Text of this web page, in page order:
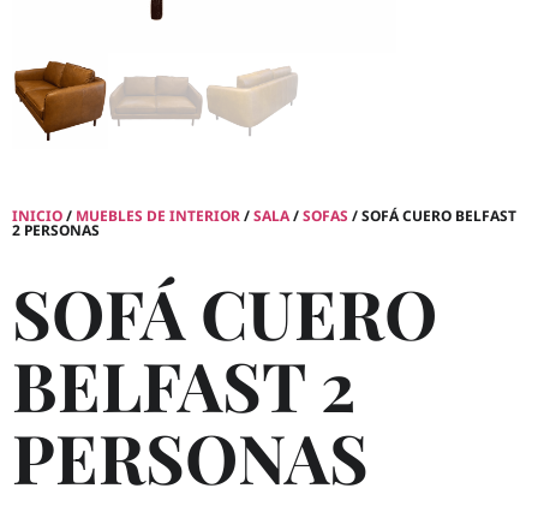
INICIO/ MUEBLES DE INTERIOR/SALA/SOFAS / SOFÁ CUERO BELFAST
2 PERSONAS
SOFÁ CUERO
BELFAST 2
PERSONAS